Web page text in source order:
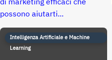
possono aiutarti...
Intelligenza Artificiale e Machine
Learning